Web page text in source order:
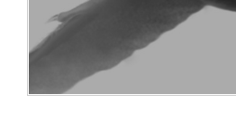
Xe đẩy làm vệ sinh Sài Gòn